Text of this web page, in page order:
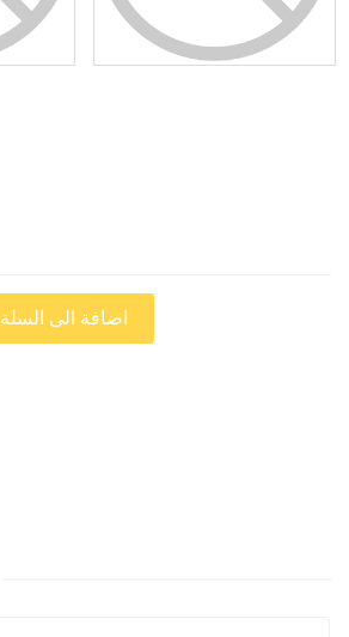
اضافة الى السلة